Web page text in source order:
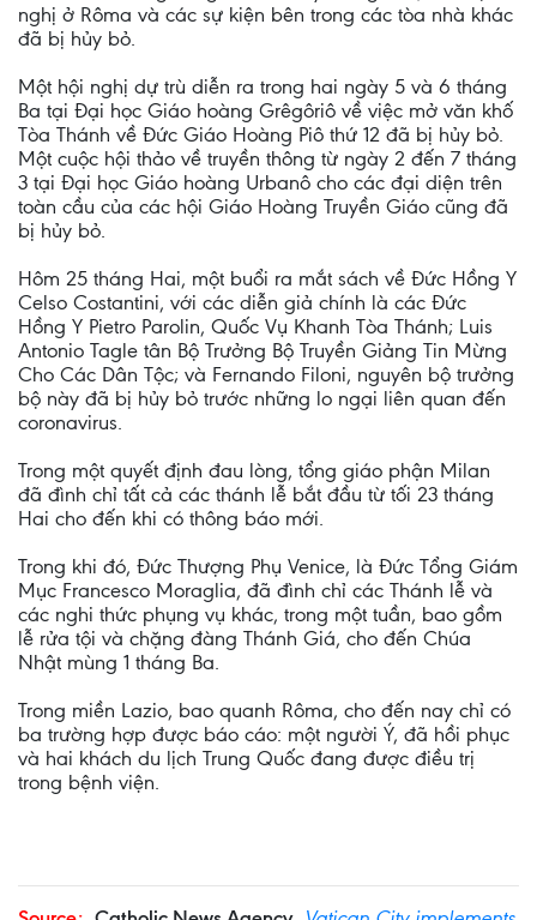
nghị ở Rôma và các sự kiện bên trong các tòa nhà khác
đã bị hủy bỏ.
Một hội nghị dự trù diễn ra trong hai ngày 5 và 6 tháng
Ba tại Đại học Giáo hoàng Grêgôriô về việc mở văn khố
Tòa Thánh về Đức Giáo Hoàng Piô thứ 12 đã bị hủy bỏ.
Một cuộc hội thảo về truyền thông từ ngày 2 đến 7 tháng
3 tại Đại học Giáo hoàng Urbanô cho các đại diện trên
toàn cầu của các hội Giáo Hoàng Truyền Giáo cũng đã
bị hủy bỏ.
Hôm 25 tháng Hai, một buổi ra mắt sách về Đức Hồng Y
Celso Costantini, với các diễn giả chính là các Đức
Hồng Y Pietro Parolin, Quốc Vụ Khanh Tòa Thánh; Luis
Antonio Tagle tân Bộ Trưởng Bộ Truyền Giảng Tin Mừng
Cho Các Dân Tộc; và Fernando Filoni, nguyên bộ trưởng
bộ này đã bị hủy bỏ trước những lo ngại liên quan đến
coronavirus.
Trong một quyết định đau lòng, tổng giáo phận Milan
đã đình chỉ tất cả các thánh lễ bắt đầu từ tối 23 tháng
Hai cho đến khi có thông báo mới.
Trong khi đó, Đức Thượng Phụ Venice, là Đức Tổng Giám
Mục Francesco Moraglia, đã đình chỉ các Thánh lễ và
các nghi thức phụng vụ khác, trong một tuần, bao gồm
lễ rửa tội và chặng đàng Thánh Giá, cho đến Chúa
Nhật mùng 1 tháng Ba.
Trong miền Lazio, bao quanh Rôma, cho đến nay chỉ có
ba trường hợp được báo cáo: một người Ý, đã hồi phục
và hai khách du lịch Trung Quốc đang được điều trị
trong bệnh viện.